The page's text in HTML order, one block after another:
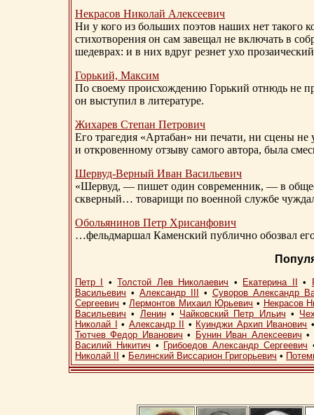
Некрасов Николай Алексеевич
Ни у кого из больших поэтов наших нет такого
стихотворения он сам завещал не включать в
шедеврах: и в них вдруг резнет ухо
Горький, Максим
По своему происхождению Горький отнюдь не
он выступил в литературе.
Жихарев Степан Петрович
Его трагедия «Артабан» ни печати, ни сцены
и откровенному отзыву самого автора, была
Шервуд-Верный Иван Васильевич
«Шервуд, — пишет один современник, — в
скверный… товарищи по военной службе
Обольянинов Петр Хрисанфович
…фельдмаршал Каменский публично обозвал
Петр I •Толстой Лев Николаевич • Екатерина II •
Васильевич • Александр III • Суворов Александр
Сергеевич •Лермонтов Михаил Юрьевич • Некрасов
Васильевич • Ленин• Чайковский Петр Ильич •
Николай I
• Александр II • Куинджи Архип Иванович
Тютчев Федор Иванович • Бунин Иван Алексеевич •
Василий Никитич • Грибоедов Александр Сергеевич
Николай II
• Белинский Виссарион Григорьевич •